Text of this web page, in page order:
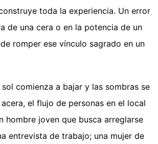
toda la experiencia. Un error
de una cera o en la potencia de un
romper ese vínculo sagrado en un
comienza a bajar y las sombras se
el flujo de personas en el local
hombre joven que busca arreglarse
entrevista de trabajo; una mujer de